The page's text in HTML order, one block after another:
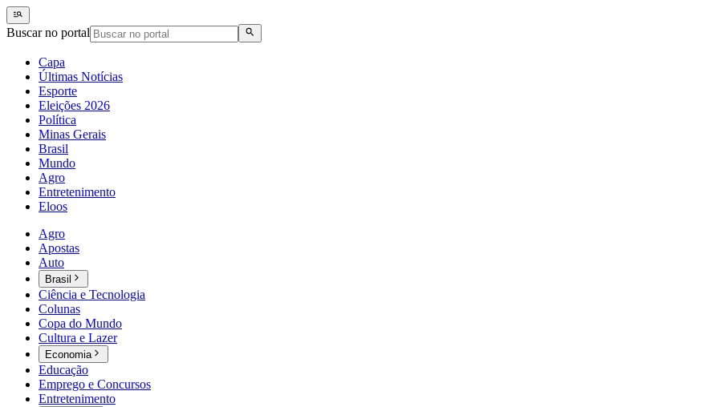
Buscar no portal
Capa
Últimas Notícias
Esporte
Eleições 2026
Política
Minas Gerais
Brasil
Mundo
Agro
Entretenimento
Eloos
Agro
Apostas
Auto
Brasil
Ciência e Tecnologia
Colunas
Copa do Mundo
Cultura e Lazer
Economia
Educação
Emprego e Concursos
Entretenimento